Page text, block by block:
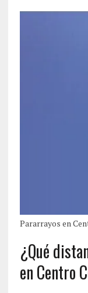
Pararrayos en
¿Qué
en Centro